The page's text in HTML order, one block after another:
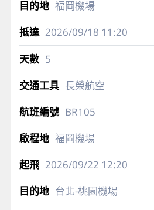
福岡機場
2026/09/18 11:20
5
長榮航空
BR105
福岡機場
2026/09/22 12:20
台北-桃園機場